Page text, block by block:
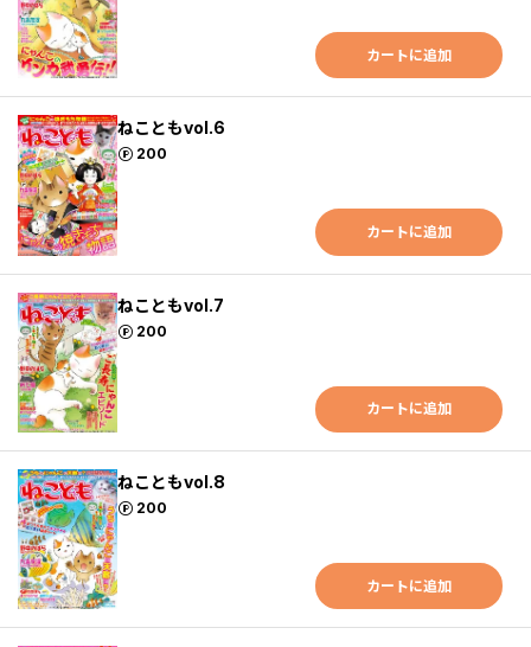
カートに追加
ねこともvol.6
200
ポイント
カートに追加
ねこともvol.7
200
ポイント
カートに追加
ねこともvol.8
200
ポイント
カートに追加